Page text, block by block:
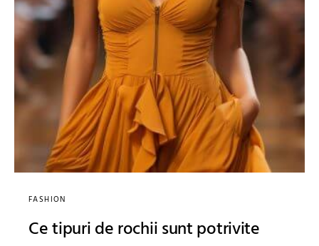
FASHION
Ce tipuri de rochii sunt potrivite